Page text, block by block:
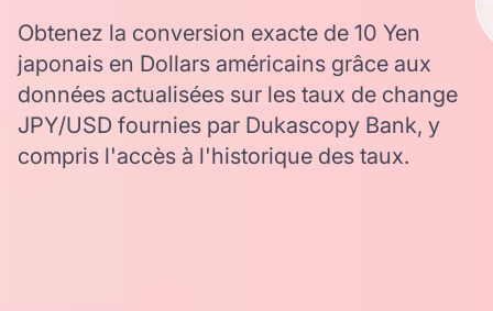
Obtenez la conversion exacte de 10 Yen
japonais en Dollars américains grâce aux
données actualisées sur les taux de change
JPY/USD fournies par Dukascopy Bank, y
compris l'accès à l'historique des taux.